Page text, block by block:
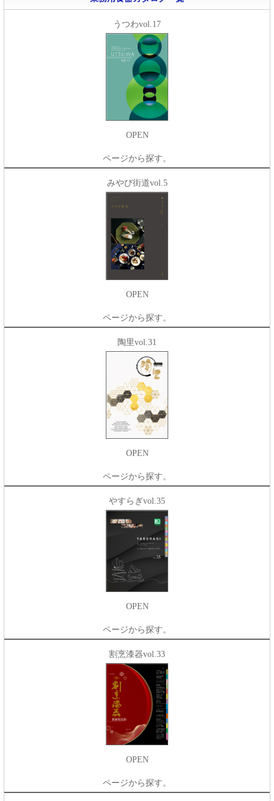
うつわvol.17
OPEN
ページから探す。
みやび街道vol.5
OPEN
ページから探す。
陶里vol.31
OPEN
ページから探す。
やすらぎvol.35
OPEN
ページから探す。
割烹漆器vol.33
OPEN
ページから探す。